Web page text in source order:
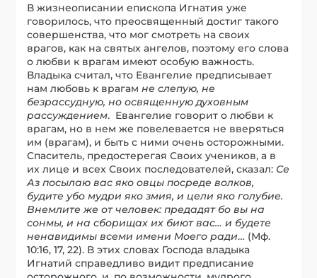
В жизнеописании епископа Игнатия уже
говорилось, что преосвященный достиг такого
совершенства, что мог смотреть на своих
врагов, как на святых ангелов, поэтому его слова
о любви к врагам имеют особую важность.
Владыка считал, что Евангелие предписывает
нам любовь к врагамне слепую, не
безрассудную, но освященную духовным
рассуждением. Евангелие говорит о любви к
врагам, но в нем же повелевается не вверяться
им (врагам), и быть с ними очень осторожными.
Спаситель, предостерегая Своих учеников, а в
их лице и всех Своих последователей, сказал: Се
Аз посылаю вас яко овцы посреде волков,
будите убо мудри яко змия, и цели яко голубие.
Внемлите же от человек: предадят бо вы на
сонмы, и на сборищах их биют вас… и будете
ненавидимы всеми имени Моего ради… (Мф.
10:16, 17, 22). В этих словах Господа владыка
Игнатий справедливо видит предписание